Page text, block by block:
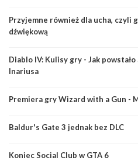
Przyjemne również dla ucha, czyli
dźwiękową
Diablo IV: Kulisy gry - Jak
Inariusa
Premiera gry Wizard with a Gun -
Baldur's Gate 3 jednak bez DLC
Koniec Social Club w GTA 6